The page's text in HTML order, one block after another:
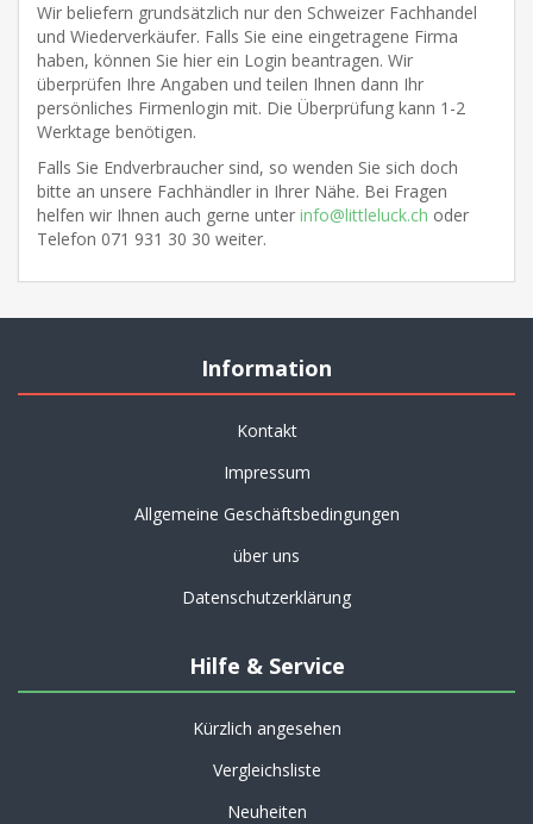
Wir beliefern grundsätzlich nur den Schweizer Fachhandel
und Wiederverkäufer. Falls Sie eine eingetragene Firma
haben, können Sie hier ein Login beantragen. Wir
überprüfen Ihre Angaben und teilen Ihnen dann Ihr
persönliches Firmenlogin mit. Die Überprüfung kann 1-2
Werktage benötigen.
Falls Sie Endverbraucher sind, so wenden Sie sich doch
bitte an unsere Fachhändler in Ihrer Nähe. Bei Fragen
helfen wir Ihnen auch gerne unter info@littleluck.ch oder
Telefon 071 931 30 30 weiter.
Information
Kontakt
Impressum
Allgemeine Geschäftsbedingungen
über uns
Datenschutzerklärung
Hilfe & Service
Kürzlich angesehen
Vergleichsliste
Neuheiten